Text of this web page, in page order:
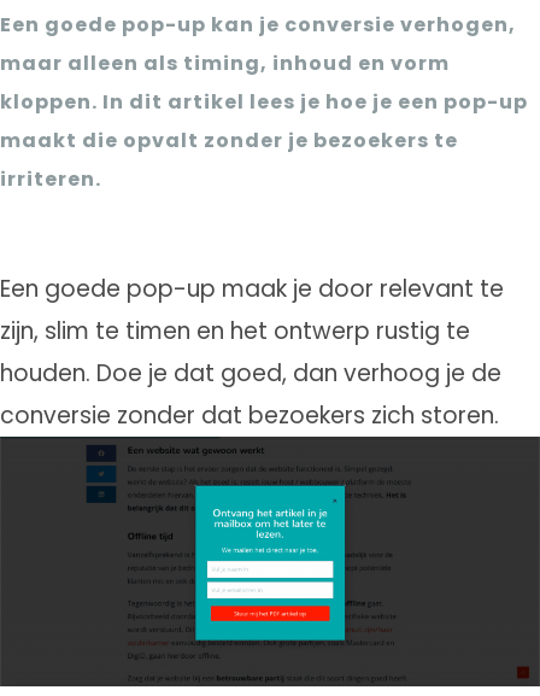
Een goede pop-up kan je conversie verhogen,
maar alleen als timing, inhoud en vorm
kloppen. In dit artikel lees je hoe je een pop-up
maakt die opvalt zonder je bezoekers te
irriteren.
Een goede pop-up maak je door relevant te
zijn, slim te timen en het ontwerp rustig te
houden. Doe je dat goed, dan verhoog je de
conversie zonder dat bezoekers zich storen.